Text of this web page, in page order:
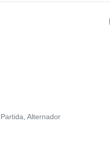
Alternador